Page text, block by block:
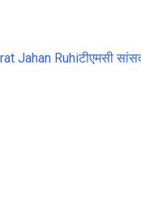
Jahan Ruhiटीएमसी